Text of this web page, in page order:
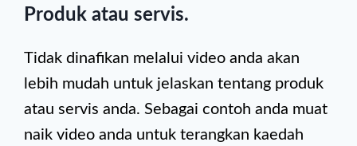
Produk atau servis.
Tidak dinafikan melalui video anda akan
lebih mudah untuk jelaskan tentang produk
atau servis anda. Sebagai contoh anda muat
naik video anda untuk terangkan kaedah